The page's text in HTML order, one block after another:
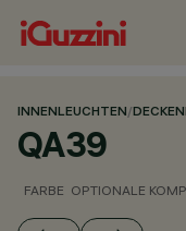
INNENLEUCHTEN/
QA39
FARBE OPTIONALE